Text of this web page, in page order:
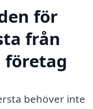
för
från
företag
behöver inte